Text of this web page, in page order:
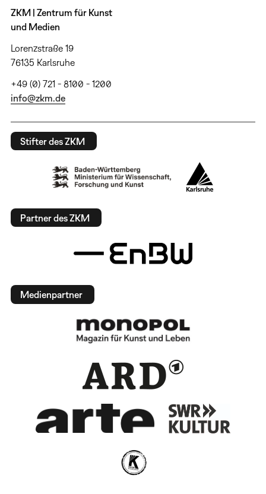
ZKM | Zentrum für Kunst
und Medien
Lorenzstraße 19
76135 Karlsruhe
+49 (0) 721 - 8100 - 1200
info@zkm.de
Stifter des ZKM
Partner des ZKM
Medienpartner